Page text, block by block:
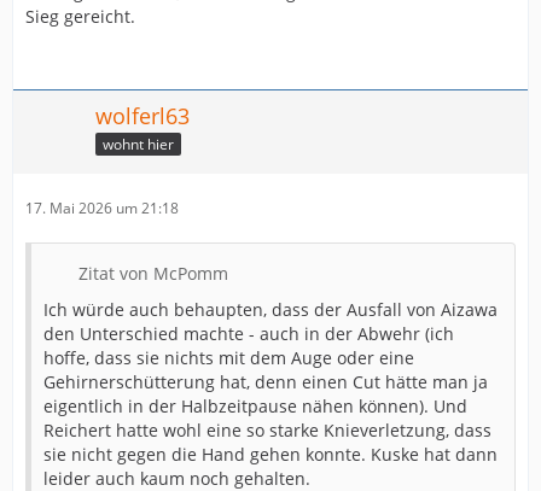
Sieg gereicht.
wolferl63
wohnt hier
17. Mai 2026 um 21:18
Zitat von McPomm
Ich würde auch behaupten, dass der Ausfall von Aizawa
den Unterschied machte - auch in der Abwehr (ich
hoffe, dass sie nichts mit dem Auge oder eine
Gehirnerschütterung hat, denn einen Cut hätte man ja
eigentlich in der Halbzeitpause nähen können). Und
Reichert hatte wohl eine so starke Knieverletzung, dass
sie nicht gegen die Hand gehen konnte. Kuske hat dann
leider auch kaum noch gehalten.